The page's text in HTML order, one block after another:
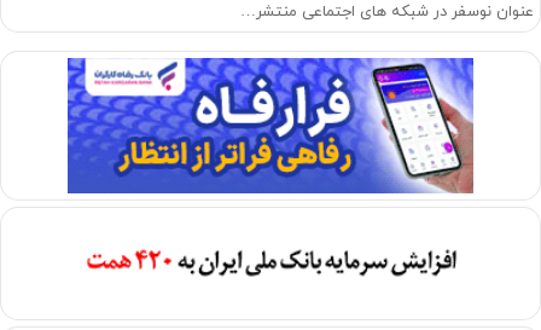
عنوان نوسفر در شبکه های اجتماعی منتشر…